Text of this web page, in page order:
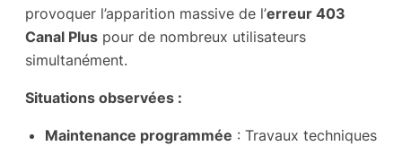
provoquer l’apparition massive de l’erreur 403
Canal Plus pour de nombreux utilisateurs
simultanément.
Situations observées :
Maintenance programmée : Travaux techniques